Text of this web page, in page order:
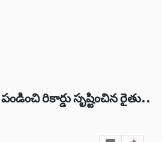
రికార్డు సృష్టించిన రైతు..